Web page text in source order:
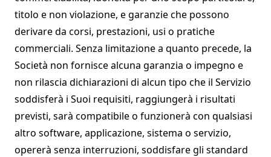
titolo e non violazione, e garanzie che possono
derivare da corsi, prestazioni, usi o pratiche
commerciali. Senza limitazione a quanto precede, la
Società non fornisce alcuna garanzia o impegno e
non rilascia dichiarazioni di alcun tipo che il Servizio
soddisferà i Suoi requisiti, raggiungerà i risultati
previsti, sarà compatibile o funzionerà con qualsiasi
altro software, applicazione, sistema o servizio,
opererà senza interruzioni, soddisfare gli standard